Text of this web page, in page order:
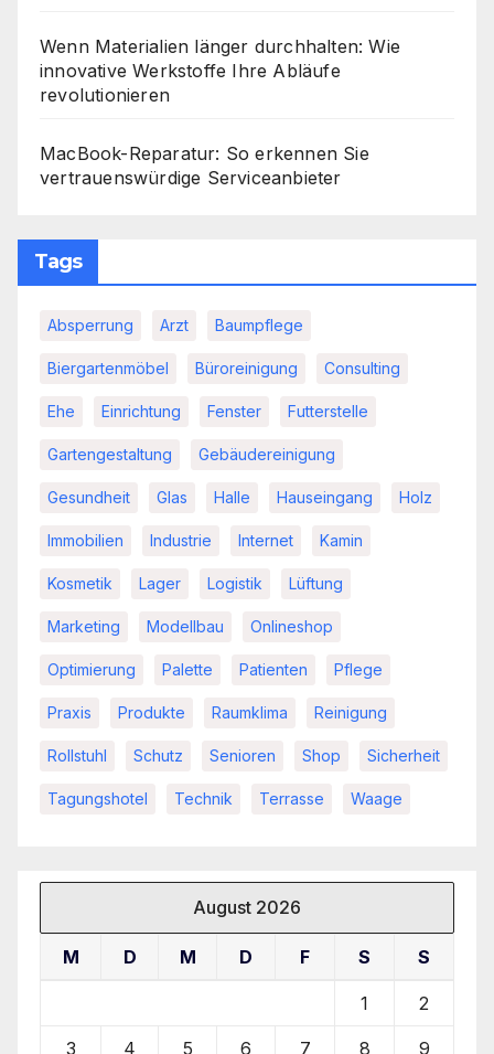
Wenn Materialien länger durchhalten: Wie
innovative Werkstoffe Ihre Abläufe
revolutionieren
MacBook-Reparatur: So erkennen Sie
vertrauenswürdige Serviceanbieter
Tags
Absperrung Arzt Baumpflege
Biergartenmöbel Büroreinigung Consulting
Ehe Einrichtung Fenster Futterstelle
Gartengestaltung Gebäudereinigung
Gesundheit Glas Halle Hauseingang Holz
Immobilien Industrie Internet Kamin
Kosmetik Lager Logistik Lüftung
Marketing Modellbau Onlineshop
Optimierung Palette Patienten Pflege
Praxis Produkte Raumklima Reinigung
Rollstuhl Schutz Senioren Shop Sicherheit
Tagungshotel Technik Terrasse Waage
August 2026
M D M D F S S
1 2
3 4 5 6 7 8 9